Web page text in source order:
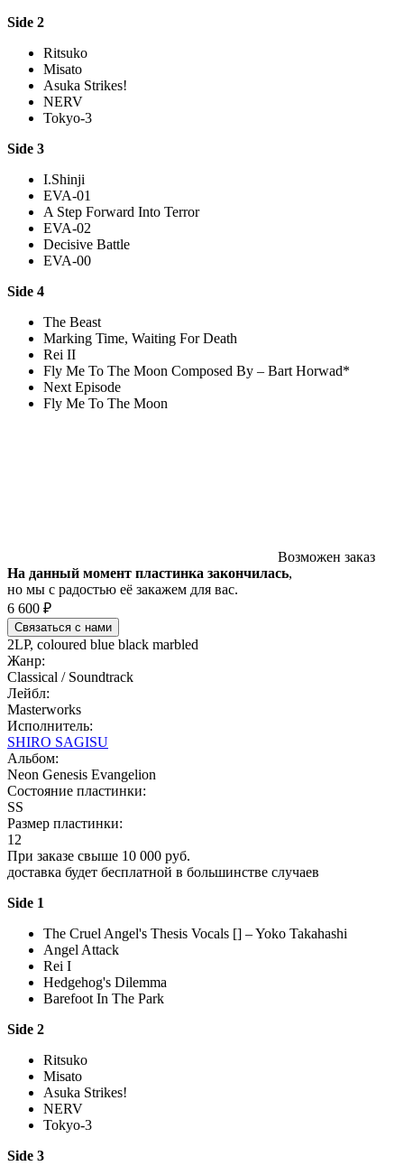
Side 2
Ritsuko
Misato
Asuka Strikes!
NERV
Tokyo-3
Side 3
I.Shinji
EVA-01
A Step Forward Into Terror
EVA-02
Decisive Battle
EVA-00
Side 4
The Beast
Marking Time, Waiting For Death
Rei II
Fly Me To The Moon Composed By – Bart Horwad*
Next Episode
Fly Me To The Moon
Возможен заказ
На данный момент пластинка закончилась,
но мы с радостью её закажем для вас.
6 600 ₽
Связаться с нами
2LP, coloured blue black marbled
Жанр:
Classical / Soundtrack
Лейбл:
Masterworks
Исполнитель:
SHIRO SAGISU
Альбом:
Neon Genesis Evangelion
Состояние пластинки:
SS
Размер пластинки:
12
При заказе свыше 10 000 руб.
доставка будет бесплатной в большинстве случаев
Side 1
The Cruel Angel's Thesis Vocals [] – Yoko Takahashi
Angel Attack
Rei I
Hedgehog's Dilemma
Barefoot In The Park
Side 2
Ritsuko
Misato
Asuka Strikes!
NERV
Tokyo-3
Side 3